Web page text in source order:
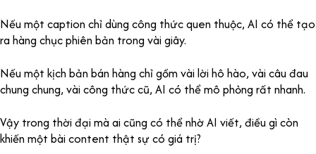
Nếu một caption chỉ dùng công thức quen thuộc, AI có thể tạo
ra hàng chục phiên bản trong vài giây.
Nếu một kịch bản bán hàng chỉ gồm vài lời hô hào, vài câu đau
chung chung, vài công thức cũ, AI có thể mô phỏng rất nhanh.
Vậy trong thời đại mà ai cũng có thể nhờ AI viết, điều gì còn
khiến một bài content thật sự có giá trị?